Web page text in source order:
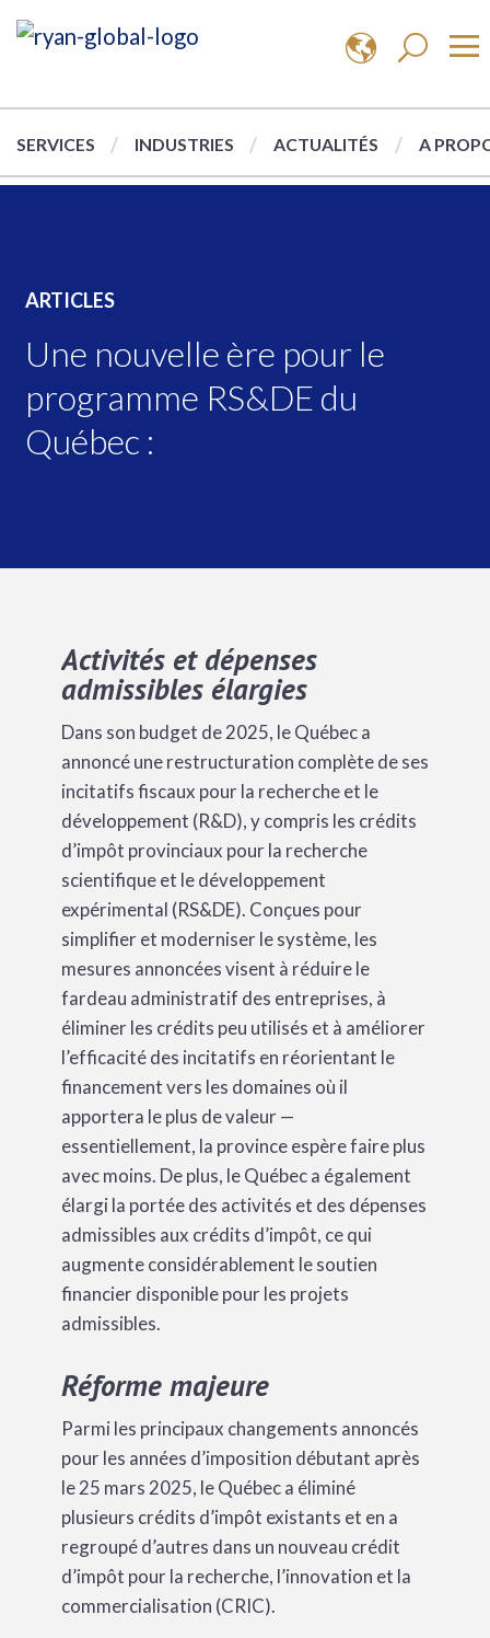
SERVICES INDUSTRIES ACTUALITÉS A
ARTICLES
Une nouvelle ère pour le
programme RS&DE du
Québec :
Activités et dépenses
admissibles élargies
Dans son budget de 2025, le Québec a
annoncé une restructuration complète de ses
incitatifs fiscaux pour la recherche et le
développement (R&D), y compris les crédits
d’impôt provinciaux pour la recherche
scientifique et le développement
expérimental (RS&DE). Conçues pour
simplifier et moderniser le système, les
mesures annoncées visent à réduire le
fardeau administratif des entreprises, à
éliminer les crédits peu utilisés et à améliorer
l’efficacité des incitatifs en réorientant le
financement vers les domaines où il
apportera le plus de valeur —
essentiellement, la province espère faire plus
avec moins. De plus, le Québec a également
élargi la portée des activités et des dépenses
admissibles aux crédits d’impôt, ce qui
augmente considérablement le soutien
financier disponible pour les projets
admissibles.
Réforme majeure
Parmi les principaux changements annoncés
pour les années d’imposition débutant après
le 25 mars 2025, le Québec a éliminé
plusieurs crédits d’impôt existants et en a
regroupé d’autres dans un nouveau crédit
d’impôt pour la recherche, l’innovation et la
commercialisation (CRIC).